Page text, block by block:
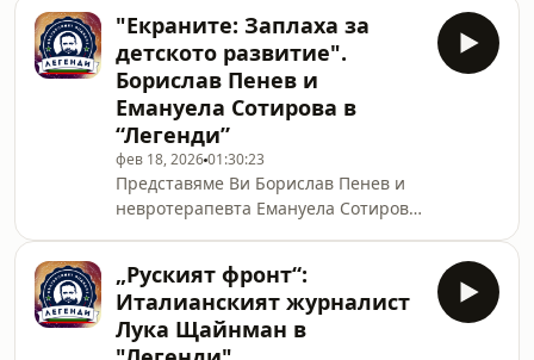
здраве“. Приятно гледане и с
обсъждаме причините за раздорите
в лявото по света и у нас. Защо
демократите в САЩ все още нямат
изявен фаворит за кандидат за
президентския вот? Отслабнаха ли
системните партии, за да си
проправят път радикалните
гласове? И става ли все по-голяма
тежестта на социал
"Екраните: Заплаха за
детското развитие".
Борислав Пенев и
Емануела Сотирова в
“Легенди”
фев 18, 202601:30:23
Представяме Ви Борислав Пенев и
невротерапевта Емануела Сотирова,
развитие". В разговора обсъждаме
какъв е проблемът със
зависимостта от екраните при
„Руският фронт“:
Италианският журналист
Лука Щайнман в